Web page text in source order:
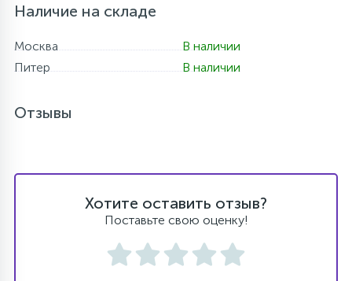
Наличие на складе
Москва
В наличии
Питер
В наличии
Отзывы
Хотите оставить отзыв?
Поставьте свою оценку!